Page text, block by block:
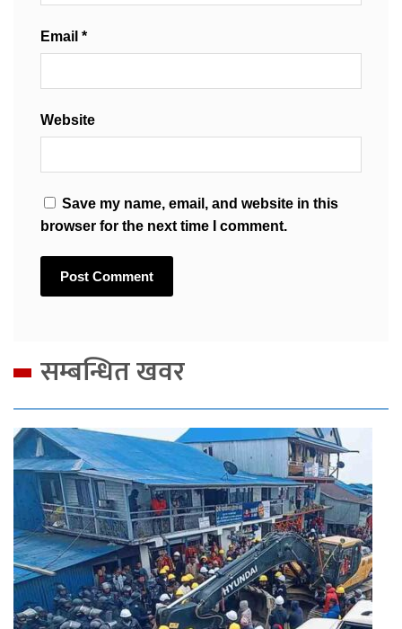
Email *
Website
Save my name, email, and website in this
browser for the next time I comment.
सम्बन्धित खवर